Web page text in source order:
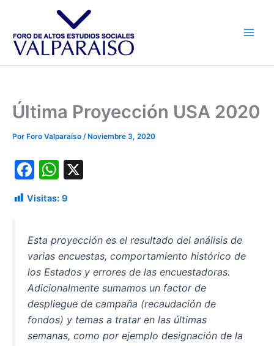
contenido
Última Proyección USA 2020
Por Foro Valparaíso / Noviembre 3, 2020
F
a
c
b
o
o
k
W
h
at
A
p
p
Visitas: 9
Esta proyección es el resultado del análisis de
varias encuestas, comportamiento histórico de
los Estados y errores de las encuestadoras.
Adicionalmente sumamos un factor de
despliegue de campaña (recaudación de
fondos) y temas a tratar en las últimas
semanas, como por ejemplo designación de la